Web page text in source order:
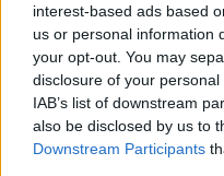
interest-based ads based
us or personal information
your opt-out. You may
disclosure of your
IAB’s list of downstream
also be disclosed by us to
Downstream Participants
„Wenn
gehen
Optionen
nicht
Team